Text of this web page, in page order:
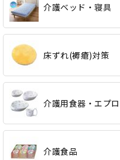
介護ベッド・寝具
床ずれ(褥瘡)対策
介護用食器・エプ
介護食品